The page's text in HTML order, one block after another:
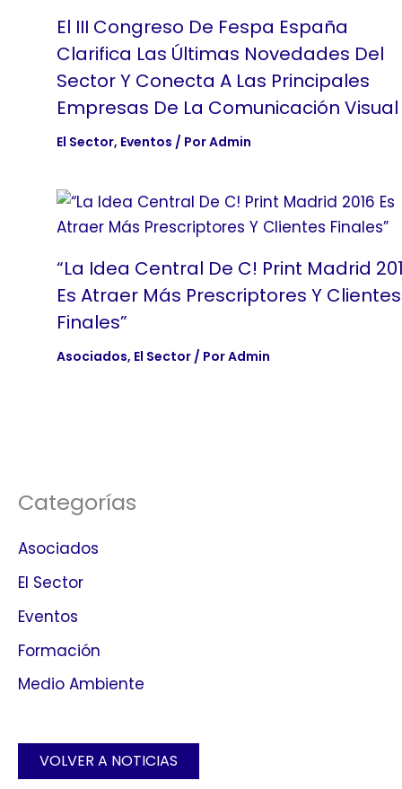
El III Congreso De Fespa España
Clarifica Las Últimas Novedades Del
Sector Y Conecta A Las Principales
Empresas De La Comunicación Visual
El Sector, Eventos / PorAdmin
“La Idea Central De C! Print Madrid
Es Atraer Más Prescriptores Y Clientes
Finales”
Asociados, El Sector/ PorAdmin
Categorías
Asociados
El Sector
Eventos
Formación
Medio Ambiente
VOLVER A NOTICIAS